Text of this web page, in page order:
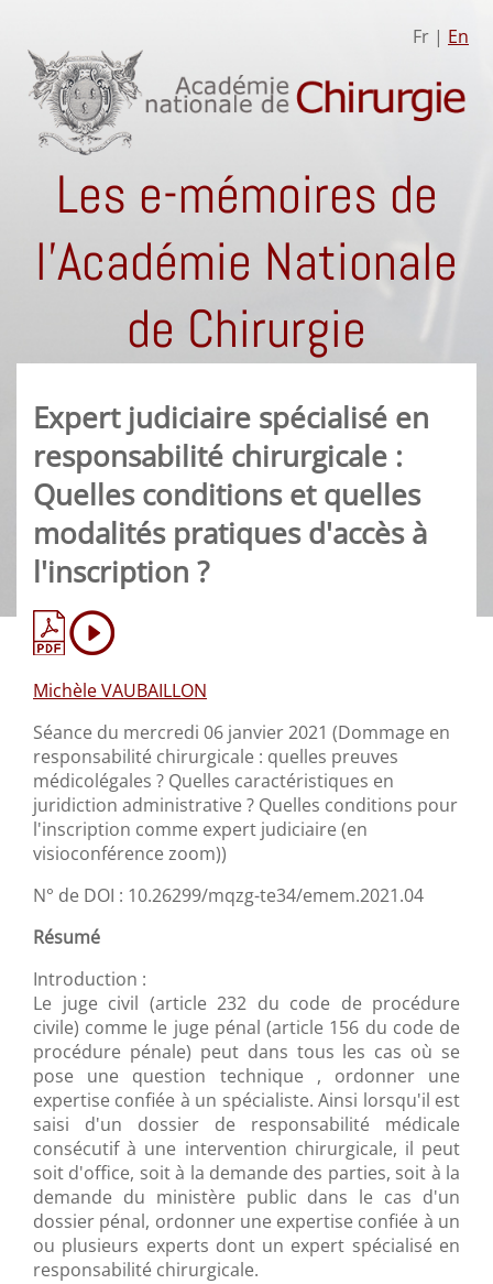
Fr | En
Les e-mémoires de
l'Académie Nationale
de Chirurgie
Expert judiciaire spécialisé en
responsabilité chirurgicale :
Quelles conditions et quelles
modalités pratiques d'accès à
l'inscription ?
Michèle VAUBAILLON
Séance du mercredi 06 janvier 2021 (Dommage en
responsabilité chirurgicale : quelles preuves
médicolégales ? Quelles caractéristiques en
juridiction administrative ? Quelles conditions pour
l'inscription comme expert judiciaire (en
visioconférence zoom))
N° de DOI : 10.26299/mqzg-te34/emem.2021.04
Résumé
Introduction :
Le juge civil (article 232 du code de procédure
civile) comme le juge pénal (article 156 du code de
procédure pénale) peut dans tous les cas où se
pose une question technique , ordonner une
expertise confiée à un spécialiste. Ainsi lorsqu'il est
saisi d'un dossier de responsabilité médicale
consécutif à une intervention chirurgicale, il peut
soit d'office, soit à la demande des parties, soit à la
demande du ministère public dans le cas d'un
dossier pénal, ordonner une expertise confiée à un
ou plusieurs experts dont un expert spécialisé en
responsabilité chirurgicale.